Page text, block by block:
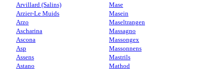
Arvillard (Salins)
Arzier-Le Muids
Arzo
Ascharina
Ascona
Asp
Assens
Astano
Mase
Masein
Maseltrangen
Massagno
Massongex
Massonnens
Mastrils
Mathod